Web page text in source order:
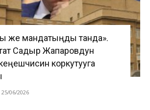
же мандатыңды танда».
Садыр Жапаровдун
коркутууга
25/06/2026